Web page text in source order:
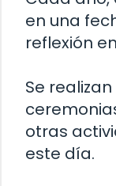
en una
reflexión
Se
otras
este día.